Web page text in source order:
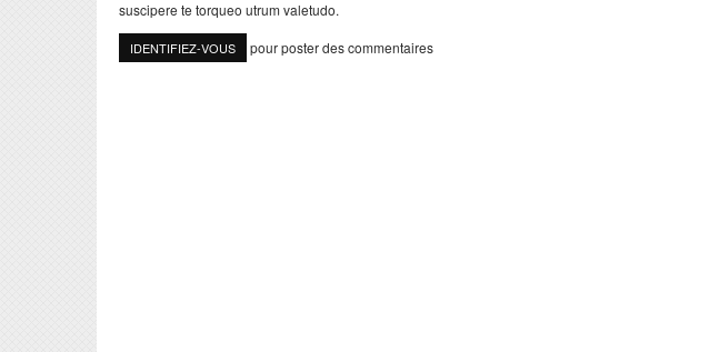
suscipere te torqueo utrum valetudo.
IDENTIFIEZ-VOUS pour poster des commentaires